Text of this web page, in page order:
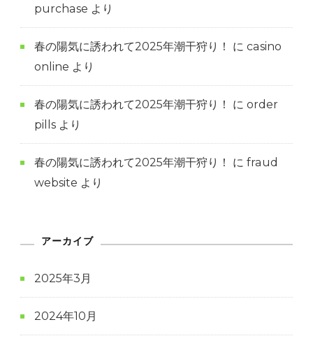
purchase より
春の陽気に誘われて2025年潮干狩り！ に casino
online より
春の陽気に誘われて2025年潮干狩り！ に order
pills より
春の陽気に誘われて2025年潮干狩り！ に fraud
website より
アーカイブ
2025年3月
2024年10月